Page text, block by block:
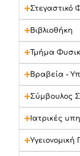
Στεγαστικό
Βιβλιοθήκη
Τμήμα
Βραβεία -
Σύμβουλος
Ιατρικές